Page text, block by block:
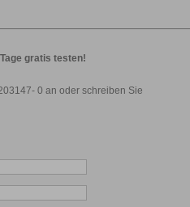
gratis testen!
0 an oder schreiben Sie